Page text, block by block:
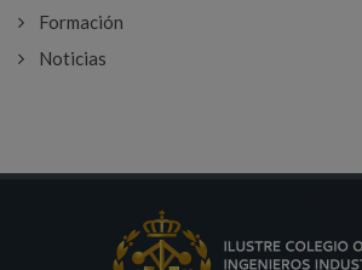
Formación
Noticias